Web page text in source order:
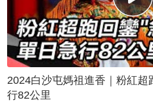
2024白沙屯媽祖進香｜粉紅超跑回
行82公里